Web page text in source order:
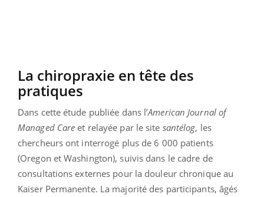
La chiropraxie en tête des
pratiques
Dans cette étude publiée dans l’American Journal of
Managed Care et relayée par le site santélog, les
chercheurs ont interrogé plus de 6 000 patients
(Oregon et Washington), suivis dans le cadre de
consultations externes pour la douleur chronique au
Kaiser Permanente. La majorité des participants, âgés